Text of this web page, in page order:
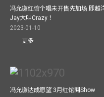
冯允谦红馆个唱未开售先加场 即越
Jay大叫Crazy！
2023-01-10
更多
冯允谦达成愿望 3月红馆閧Show